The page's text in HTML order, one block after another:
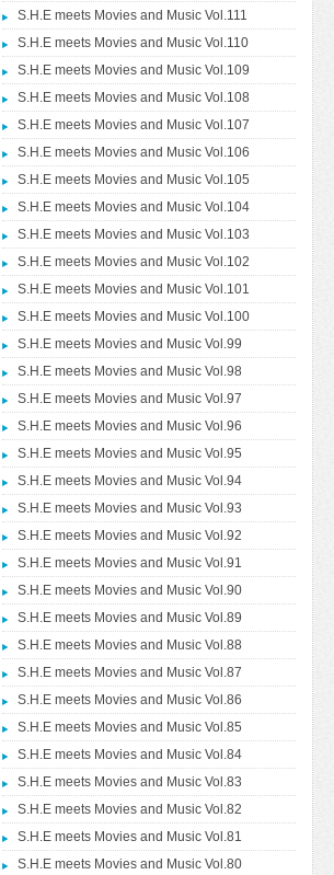
S.H.E meets Movies and Music Vol.111
S.H.E meets Movies and Music Vol.110
S.H.E meets Movies and Music Vol.109
S.H.E meets Movies and Music Vol.108
S.H.E meets Movies and Music Vol.107
S.H.E meets Movies and Music Vol.106
S.H.E meets Movies and Music Vol.105
S.H.E meets Movies and Music Vol.104
S.H.E meets Movies and Music Vol.103
S.H.E meets Movies and Music Vol.102
S.H.E meets Movies and Music Vol.101
S.H.E meets Movies and Music Vol.100
S.H.E meets Movies and Music Vol.99
S.H.E meets Movies and Music Vol.98
S.H.E meets Movies and Music Vol.97
S.H.E meets Movies and Music Vol.96
S.H.E meets Movies and Music Vol.95
S.H.E meets Movies and Music Vol.94
S.H.E meets Movies and Music Vol.93
S.H.E meets Movies and Music Vol.92
S.H.E meets Movies and Music Vol.91
S.H.E meets Movies and Music Vol.90
S.H.E meets Movies and Music Vol.89
S.H.E meets Movies and Music Vol.88
S.H.E meets Movies and Music Vol.87
S.H.E meets Movies and Music Vol.86
S.H.E meets Movies and Music Vol.85
S.H.E meets Movies and Music Vol.84
S.H.E meets Movies and Music Vol.83
S.H.E meets Movies and Music Vol.82
S.H.E meets Movies and Music Vol.81
S.H.E meets Movies and Music Vol.80